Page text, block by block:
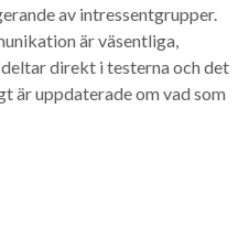
av intressentgrupper.
är väsentliga,
direkt i testerna och det
är uppdaterade om vad som